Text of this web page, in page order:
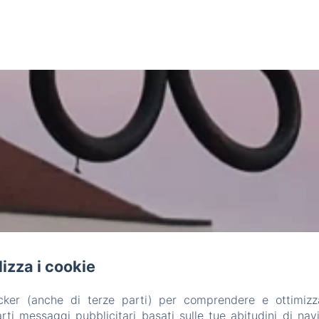
Villa Mirano B&B
i cookie
(anche di terze parti) per comprendere e
messaggi pubblicitari basati sulle tue abitudini di